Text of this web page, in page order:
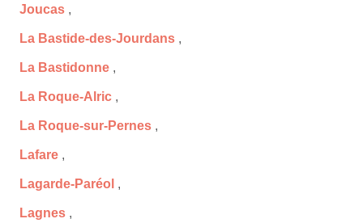
Joucas ,
La Bastide-des-Jourdans ,
La Bastidonne ,
La Roque-Alric ,
La Roque-sur-Pernes ,
Lafare ,
Lagarde-Paréol ,
Lagnes ,